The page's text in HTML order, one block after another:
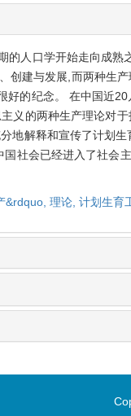
的人口学开始走向成
创建与发展,而两种生
好的纪念。 在中国近
义的两种生产理论对
地解释和宣传了计划
社会已经进入了社会
&rdquo, 理论, 计划生育